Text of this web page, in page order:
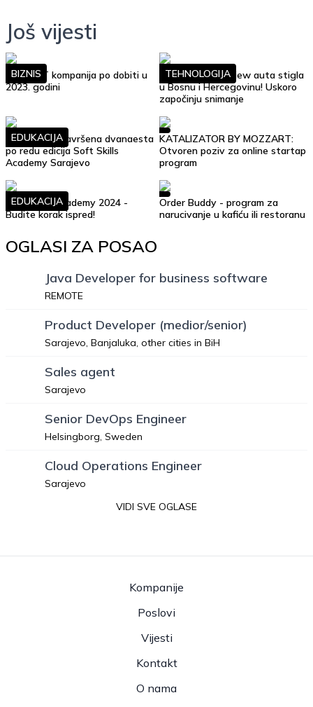
Još vijesti
Top 10 IT kompanija po dobiti u
2023. godini
BIZNIS
Google Street View auta stigla
u Bosnu i Hercegovinu! Uskoro
započinju snimanje
TEHNOLOGIJA
Uspješno je završena dvanaesta
po redu edicija Soft Skills
Academy Sarajevo
EDUKACIJA
KATALIZATOR BY MOZZART:
Otvoren poziv za online startap
program
Soft Skills Academy 2024 -
Budite korak ispred!
EDUKACIJA
Order Buddy - program za
narucivanje u kafiću ili restoranu
OGLASI ZA POSAO
Java Developer for business software
REMOTE
Product Developer (medior/senior)
Sarajevo, Banjaluka, other cities in BiH
Sales agent
Sarajevo
Senior DevOps Engineer
Helsingborg, Sweden
Cloud Operations Engineer
Sarajevo
VIDI SVE OGLASE
Kompanije
Poslovi
Vijesti
Kontakt
O nama